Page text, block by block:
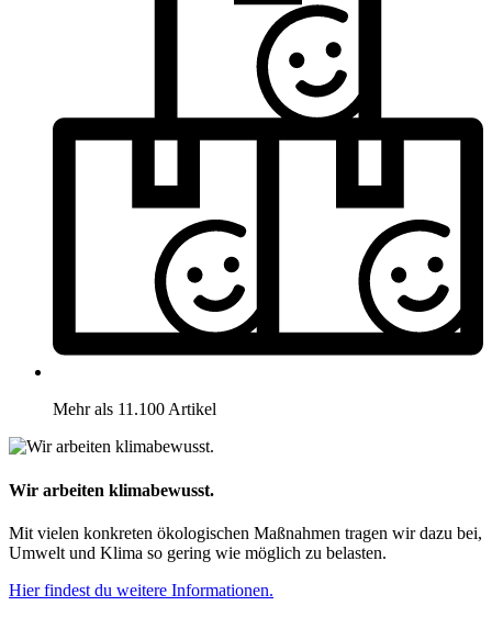
Mehr als 11.100 Artikel
Wir arbeiten klimabewusst.
Mit vielen konkreten ökologischen Maßnahmen tragen wir dazu bei,
Umwelt und Klima so gering wie möglich zu belasten.
Hier findest du weitere Informationen.